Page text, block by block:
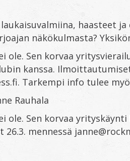
haasteet
näkökulmasta?
ole. Sen korvaa
kanssa.
Tarkempi info tulee
Rauhala
ole. Sen korvaa yrityskäynti
mennessä